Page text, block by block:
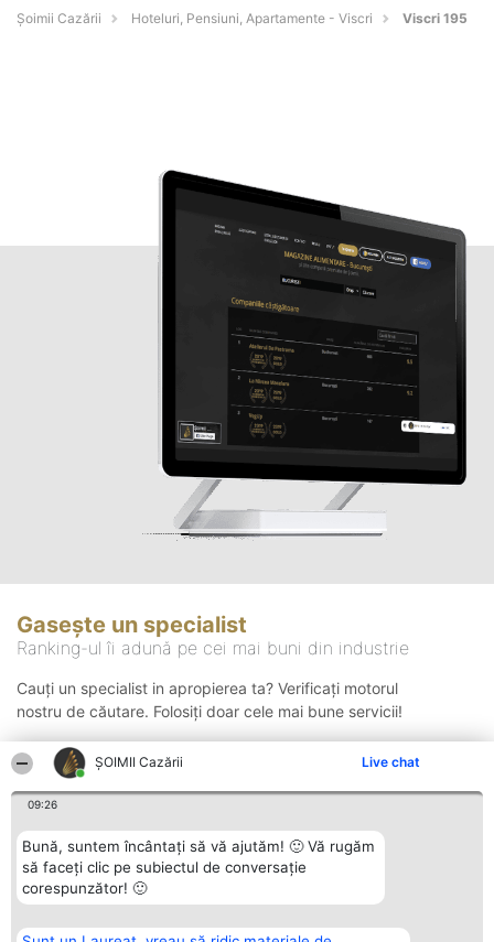
ȘOIMII Cazării Live chat
09:26
Bună, suntem încântați să vă ajutăm! 🙂 Vă rugăm
să faceți clic pe subiectul de conversație
corespunzător! 🙂
Șoimii Cazării Hoteluri, Pensiuni, Apartamente - Viscri Viscri 195
Gasește un specialist
Ranking-ul îi adună pe cei mai buni din industrie
Cauți un specialist in apropierea ta? Verificați motorul
nostru de căutare. Folosiți doar cele mai bune servicii!